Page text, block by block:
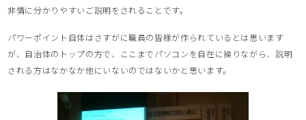
非情に分かりやすいご説明をされることです。
パワーポイント自体はさすがに職員の皆様が作られているとは思います
が、自治体のトップの方で、ここまでパソコンを自在に操りながら、説明
される方はなかなか他にいないのではないかと思います。